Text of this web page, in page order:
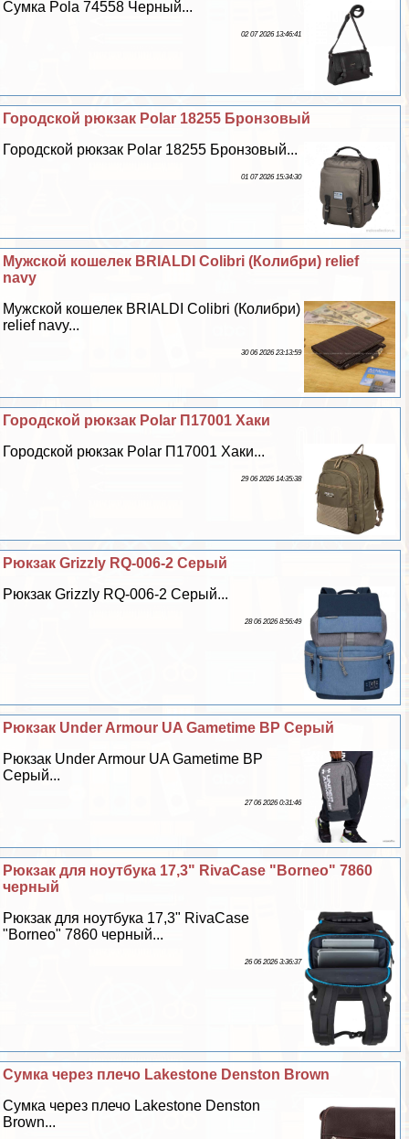
Сумка Pola 74558 Черный...
02 07 2026 13:46:41
Городской рюкзак Polar 18255 Бронзовый
Городской рюкзак Polar 18255 Бронзовый...
01 07 2026 15:34:30
Мужской кошелек BRIALDI Colibri (Колибри) relief
navy
Мужской кошелек BRIALDI Colibri (Колибри)
relief navy...
30 06 2026 23:13:59
Городской рюкзак Polar П17001 Хаки
Городской рюкзак Polar П17001 Хаки...
29 06 2026 14:35:38
Рюкзак Grizzly RQ-006-2 Серый
Рюкзак Grizzly RQ-006-2 Серый...
28 06 2026 8:56:49
Рюкзак Under Armour UA Gametime BP Серый
Рюкзак Under Armour UA Gametime BP
Серый...
27 06 2026 0:31:46
Рюкзак для ноутбука 17,3" RivaCase "Borneo" 7860
черный
Рюкзак для ноутбука 17,3" RivaCase
"Borneo" 7860 черный...
26 06 2026 3:36:37
Сумка через плечо Lakestone Denston Brown
Сумка через плечо Lakestone Denston
Brown...